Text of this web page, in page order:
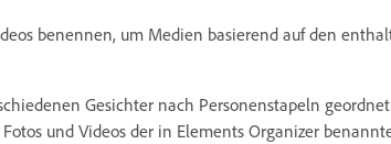
benennen, um Medien basierend auf den
Gesichter nach Personenstapeln
und Videos der in Elements Organizer